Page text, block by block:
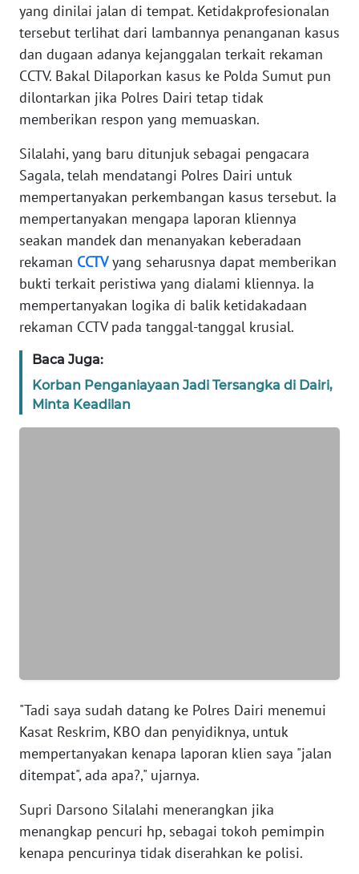
yang dinilai jalan di tempat. Ketidakprofesionalan
tersebut terlihat dari lambannya penanganan kasus
dan dugaan adanya kejanggalan terkait rekaman
CCTV. Bakal Dilaporkan kasus ke Polda Sumut pun
dilontarkan jika Polres Dairi tetap tidak
memberikan respon yang memuaskan.
Silalahi, yang baru ditunjuk sebagai pengacara
Sagala, telah mendatangi Polres Dairi untuk
mempertanyakan perkembangan kasus tersebut. Ia
mempertanyakan mengapa laporan kliennya
seakan mandek dan menanyakan keberadaan
rekaman CCTVyang seharusnya dapat memberikan
bukti terkait peristiwa yang dialami kliennya. Ia
mempertanyakan logika di balik ketidakadaan
rekaman CCTV pada tanggal-tanggal krusial.
Baca Juga:
Korban Penganiayaan Jadi Tersangka di Dairi,
Minta Keadilan
"Tadi saya sudah datang ke Polres Dairi menemui
Kasat Reskrim, KBO dan penyidiknya, untuk
mempertanyakan kenapa laporan klien saya "jalan
ditempat", ada apa?," ujarnya.
Supri Darsono Silalahi menerangkan jika
menangkap pencuri hp, sebagai tokoh pemimpin
kenapa pencurinya tidak diserahkan ke polisi.
WN
JAKARTA
WN
JABAR
BANTEN
WN
NTT
KEPRI
WN
PAPUA
PAPUA
BARAT
WN
SULTENG
WN
SULBAR
WN